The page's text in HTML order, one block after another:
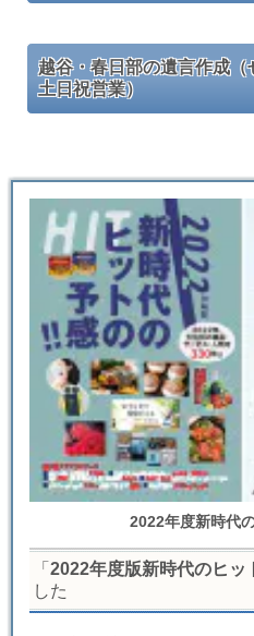
越谷・春日部の遺言作成（
土日祝営業）
2022年度新時代
「 2022年度版新時代のヒッ
した